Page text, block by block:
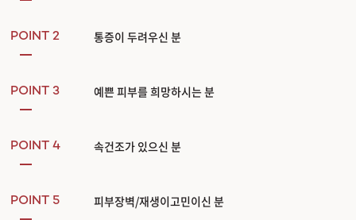
POINT 2 통증이 두려우신 분
POINT 3 예쁜 피부를 희망하시는 분
POINT 4 속건조가 있으신 분
POINT 5 피부장벽/재생이고민이신 분